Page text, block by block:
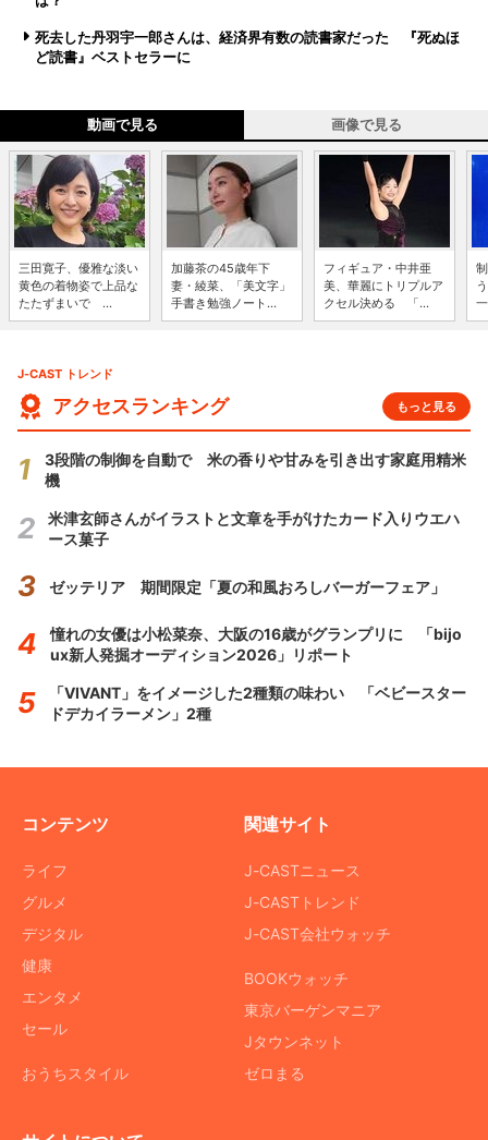
死去した丹羽宇一郎さんは、経済界有数の読書家だった 『死ぬほ
ど読書』ベストセラーに
動画で見る 画像で見る
三田寛子、優雅な淡い
黄色の着物姿で上品な
たたずまいで ...
加藤茶の45歳年下
妻・綾菜、「美文字」
手書き勉強ノート...
フィギュア・中井亜
美、華麗にトリプルア
クセル決める 「...
J-CAST トレンド
アクセスランキング もっと見る
3段階の制御を自動で 米の香りや甘みを引き出す家庭用精米
機
米津玄師さんがイラストと文章を手がけたカード入りウエハ
ース菓子
ゼッテリア 期間限定「夏の和風おろしバーガーフェア」
憧れの女優は小松菜奈、大阪の16歳がグランプリに 「bijo
ux新人発掘オーディション2026」リポート
「VIVANT」をイメージした2種類の味わい 「ベビースター
ドデカイラーメン」2種
コンテンツ
ライフ
グルメ
デジタル
健康
エンタメ
セール
おうちスタイル
関連サイト
J-CASTニュース
J-CASTトレンド
J-CAST会社ウォッチ
BOOKウォッチ
東京バーゲンマニア
Jタウンネット
ゼロまる